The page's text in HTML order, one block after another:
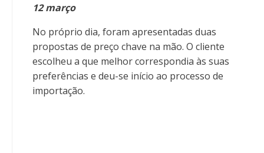
12 março
No próprio dia, foram apresentadas duas
propostas de preço chave na mão. O cliente
escolheu a que melhor correspondia às suas
preferências e deu-se início ao processo de
importação.